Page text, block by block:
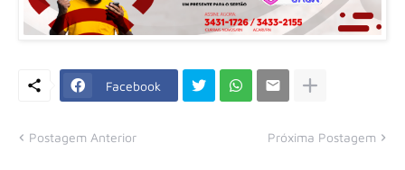
Facebook
Postagem Anterior Próxima Postagem